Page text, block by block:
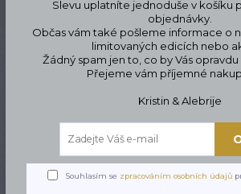
Trenky Dámské trenky
Trenky bavlna
Slevu uplatníte jednoduše v košíku
objednávky.
Občas vám také pošleme informace o
limitovaných edicích nebo
Žádný spam jen to, co by Vás
Přejeme vám příjemné
Kristin & Alebrije
Souhlasím se zpracováním osobních údajů